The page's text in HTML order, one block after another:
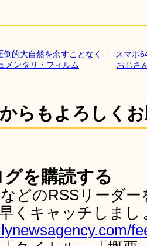
的大自然を余すことなく
メンタリ・フィルム
スマホ
おじさ
らもよろしく
を購読する
どのRSSリーダ
くキャッチしま